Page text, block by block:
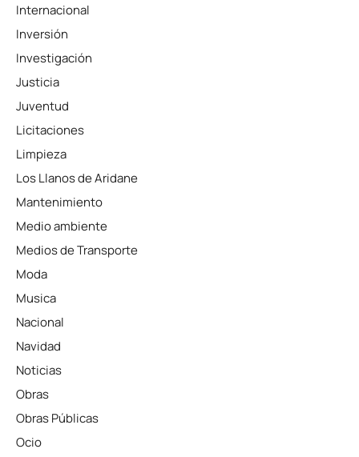
Internacional
Inversión
Investigación
Justicia
Juventud
Licitaciones
Limpieza
Los Llanos de Aridane
Mantenimiento
Medio ambiente
Medios de Transporte
Moda
Musica
Nacional
Navidad
Noticias
Obras
Obras Públicas
Ocio